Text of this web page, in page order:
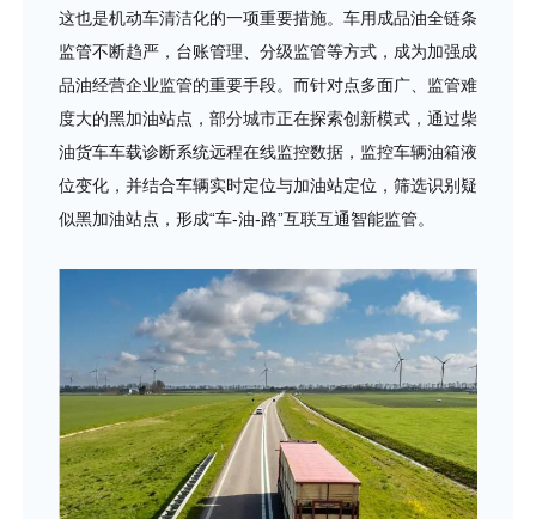
这也是机动车清洁化的一项重要措施。车用成品油全链条
监管不断趋严，台账管理、分级监管等方式，成为加强成
品油经营企业监管的重要手段。而针对点多面广、监管难
度大的黑加油站点，部分城市正在探索创新模式，通过柴
油货车车载诊断系统远程在线监控数据，监控车辆油箱液
位变化，并结合车辆实时定位与加油站定位，筛选识别疑
似黑加油站点，形成“车-油-路”互联互通智能监管。